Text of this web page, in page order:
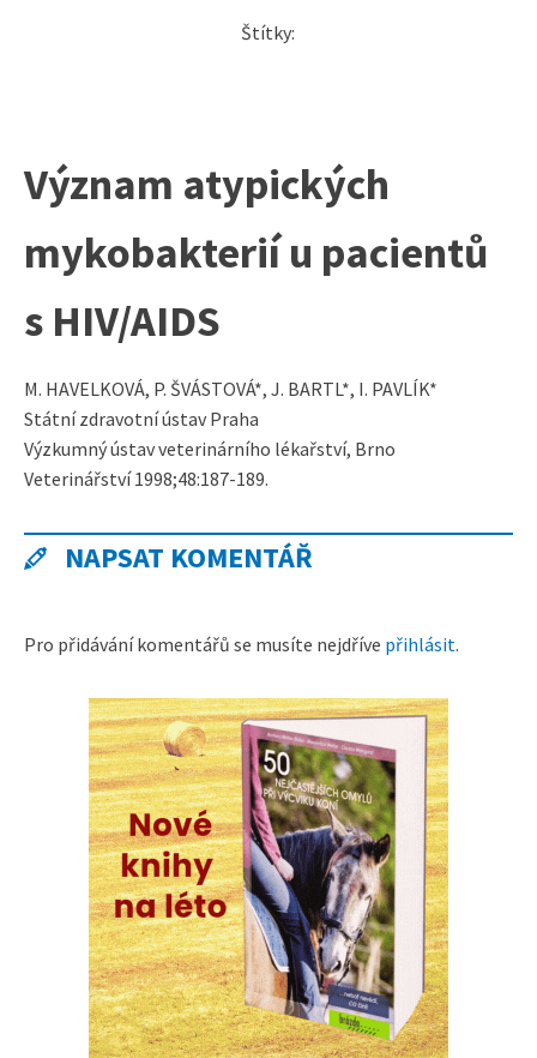
Štítky:
Význam atypických
mykobakterií u pacientů
s HIV/AIDS
M. HAVELKOVÁ, P. ŠVÁSTOVÁ*, J. BARTL*, I. PAVLÍK*
Státní zdravotní ústav Praha
Výzkumný ústav veterinárního lékařství, Brno
Veterinářství 1998;48:187-189.
NAPSAT KOMENTÁŘ
Pro přidávání komentářů se musíte nejdříve přihlásit.